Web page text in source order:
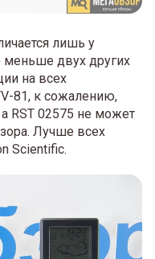
лишь у
меньше двух других
на всех
81, к сожалению,
а RST 02575 не может
Лучше всех
Scientific.